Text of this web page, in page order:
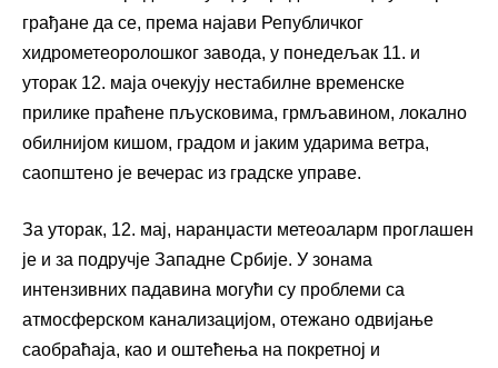
грађане да се, према најави Републичког
хидрометеоролошког завода, у понедељак 11. и
уторак 12. маја очекују нестабилне временске
прилике праћене пљусковима, грмљавином, локално
обилнијом кишом, градом и јаким ударима ветра,
саопштено је вечерас из градске управе.
За уторак, 12. мај, наранџасти метеоаларм проглашен
је и за подручје Западне Србије. У зонама
интензивних падавина могући су проблеми са
атмосферском канализацијом, отежано одвијање
саобраћаја, као и оштећења на покретној и